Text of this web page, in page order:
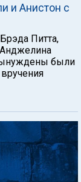
и Анистон с
Питта,
были